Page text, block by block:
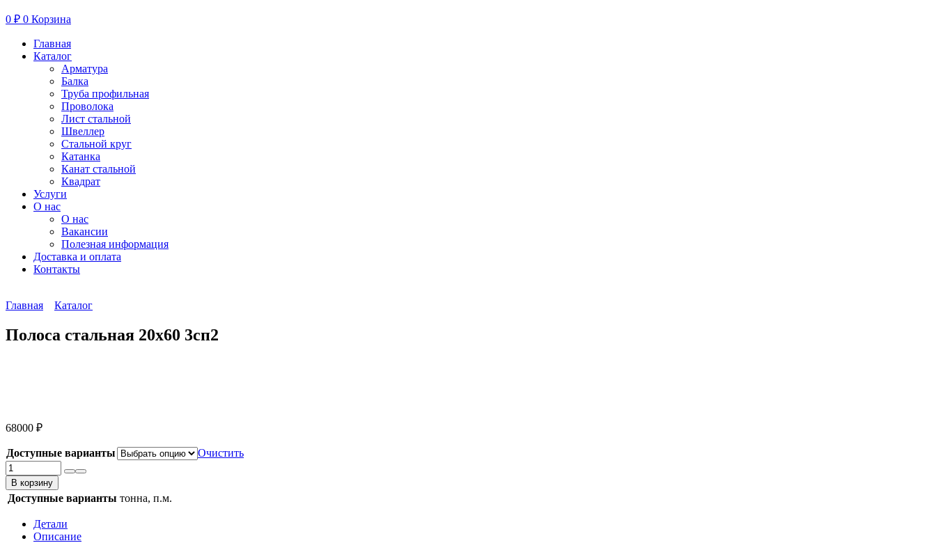
0 ₽ 0 Корзина
Главная
Каталог
Арматура
Балка
Труба профильная
Проволока
Лист стальной
Швеллер
Стальной круг
Катанка
Канат стальной
Квадрат
Услуги
О нас
О нас
Вакансии
Полезная информация
Доставка и оплата
Контакты
Главная Каталог
Полоса стальная 20х60 3сп2
68000 ₽
Доступные варианты
Очистить
Количество
товара
Полоса
стальная
3сп2
В корзину
Доступные варианты тонна, п.м.
Детали
Описание